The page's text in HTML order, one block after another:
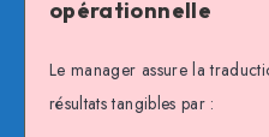
opérationnelle
Le manager assure la
résultats tangibles par :